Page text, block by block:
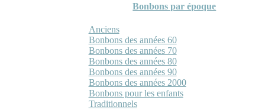
Bonbons par époque
Anciens
Bonbons des années 60
Bonbons des années 70
Bonbons des années 80
Bonbons des années 90
Bonbons des années 2000
Bonbons pour les enfants
Traditionnels